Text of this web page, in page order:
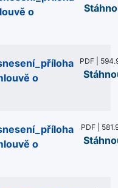
o
o
PDF |
o
PDF |